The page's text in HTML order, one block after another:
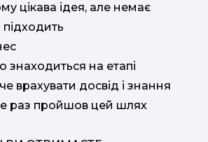
цікава ідея, але немає
знаходиться на етапі
врахувати досвід і знання
раз пройшов цей шлях